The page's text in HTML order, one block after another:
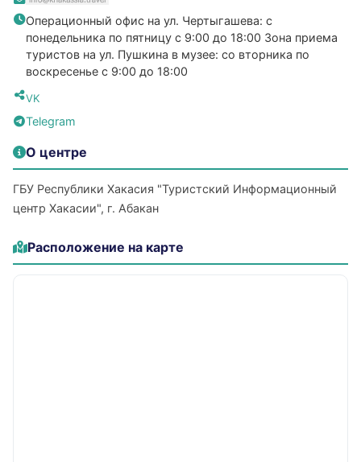
Операционный офис на ул. Чертыгашева: с
понедельника по пятницу с 9:00 до 18:00 Зона приема
туристов на ул. Пушкина в музее: со вторника по
воскресенье с 9:00 до 18:00
VK
Telegram
О центре
ГБУ Республики Хакасия "Туристский Информационный
центр Хакасии", г. Абакан
Расположение на карте